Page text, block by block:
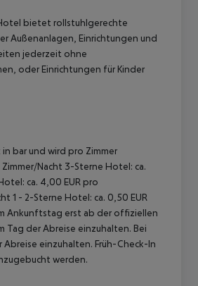
bietet rollstuhlgerechte
Außenanlagen, Einrichtungen und
jederzeit ohne
oder Einrichtungen für Kinder
bar und wird pro Zimmer
Nacht 3-Sterne Hotel: ca.
ca. 4,00 EUR pro
1 - 2-Sterne Hotel: ca. 0,50 EUR
Ankunftstag erst ab der offiziellen
der Abreise einzuhalten. Bei
einzuhalten. Früh-Check-In
werden.